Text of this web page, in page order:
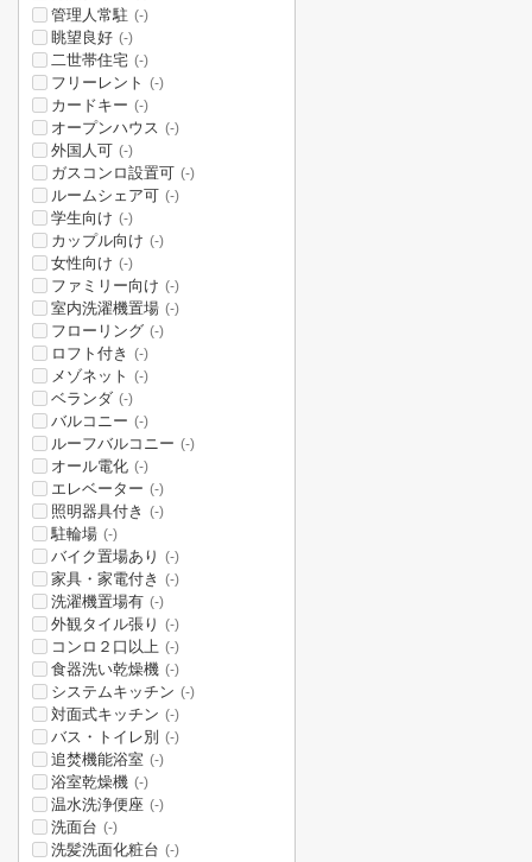
管理人常駐 (-)
眺望良好 (-)
二世帯住宅 (-)
フリーレント (-)
カードキー (-)
オープンハウス (-)
外国人可 (-)
ガスコンロ設置可 (-)
ルームシェア可 (-)
学生向け (-)
カップル向け (-)
女性向け (-)
ファミリー向け (-)
室内洗濯機置場 (-)
フローリング (-)
ロフト付き (-)
メゾネット (-)
ベランダ (-)
バルコニー (-)
ルーフバルコニー (-)
オール電化 (-)
エレベーター (-)
照明器具付き (-)
駐輪場 (-)
バイク置場あり (-)
家具・家電付き (-)
洗濯機置場有 (-)
外観タイル張り (-)
コンロ２口以上 (-)
食器洗い乾燥機 (-)
システムキッチン (-)
対面式キッチン (-)
バス・トイレ別 (-)
追焚機能浴室 (-)
浴室乾燥機 (-)
温水洗浄便座 (-)
洗面台 (-)
洗髪洗面化粧台 (-)